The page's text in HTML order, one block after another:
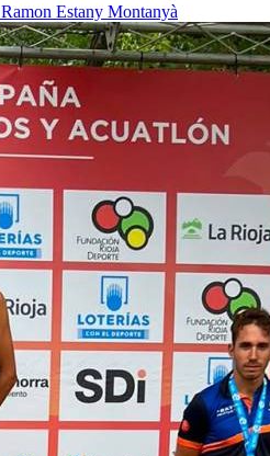
Ramon Estany Montanyà